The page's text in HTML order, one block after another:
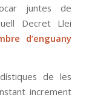
juntes de
Decret Llei
d’enguany
de les
increment